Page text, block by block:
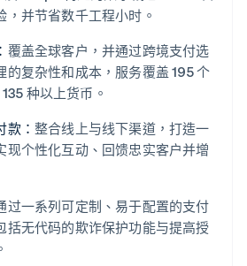
，并节省数千工程小时。
覆盖全球客户，并通过跨境支付选
的复杂性和成本，服务覆盖 195 个
种以上货币。
款： 整合线上与线下渠道，打造一
现个性化互动、回馈忠实客户并增
过一系列可定制、易于配置的支付
括无代码的欺诈保护功能与提高授